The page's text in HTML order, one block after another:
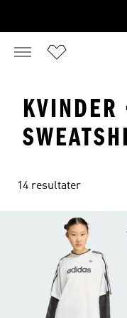
KVINDER
14 resultater